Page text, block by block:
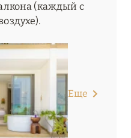
(каждый с
Еще